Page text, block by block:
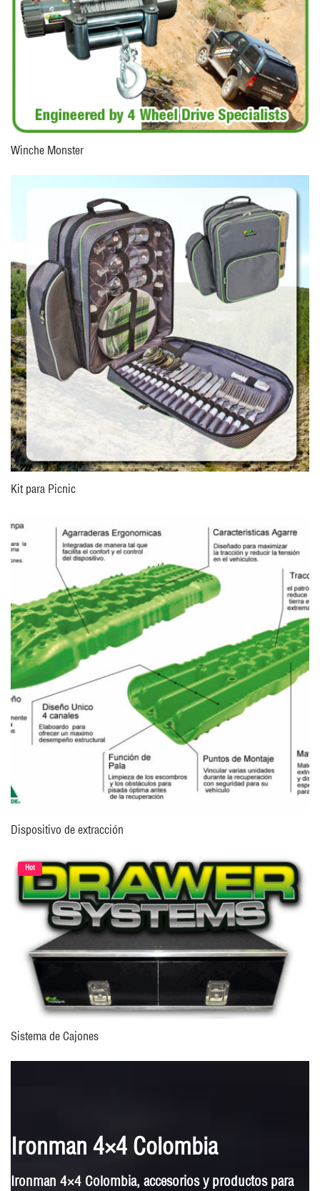
Winche Monster
Kit para Picnic
Dispositivo de extracción
Hot
Sistema de Cajones
Ironman 4×4 Colombia
Ironman 4×4 Colombia, accesorios y productos para